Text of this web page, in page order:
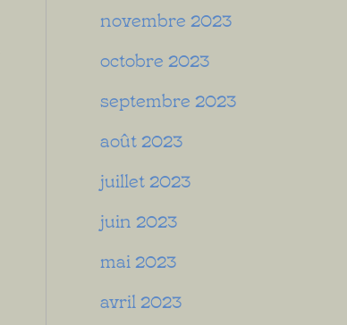
novembre 2023
octobre 2023
septembre 2023
août 2023
juillet 2023
juin 2023
mai 2023
avril 2023